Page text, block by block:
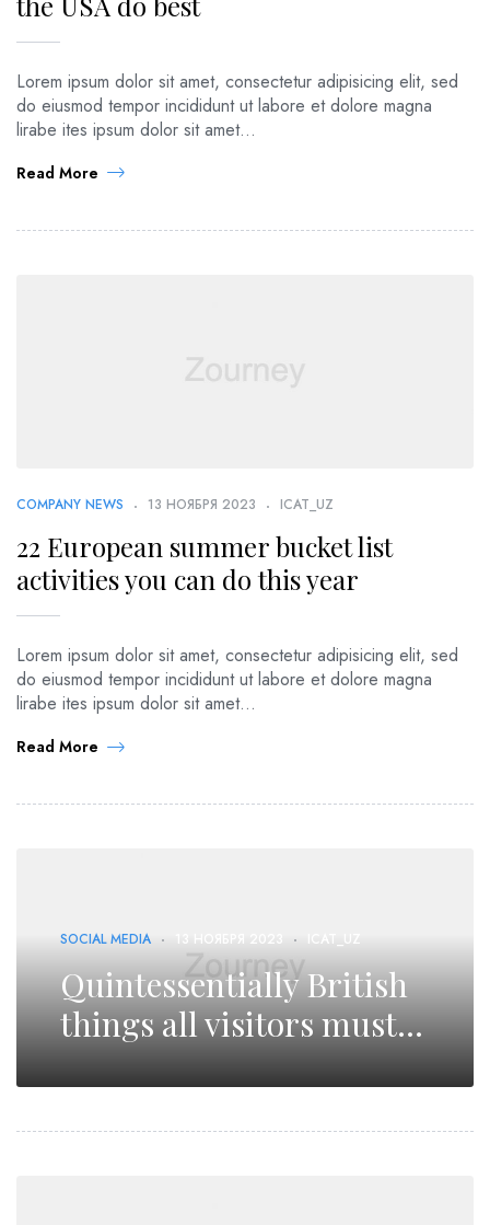
Lorem ipsum dolor sit amet, consectetur adipisicing elit, sed
do eiusmod tempor incididunt ut labore et dolore magna
lirabe ites ipsum dolor sit amet...
Read More
COMPANY NEWS 13 НОЯБРЯ 2023 ICAT_UZ
22 European summer bucket list
activities you can do this year
Lorem ipsum dolor sit amet, consectetur adipisicing elit, sed
do eiusmod tempor incididunt ut labore et dolore magna
lirabe ites ipsum dolor sit amet...
Read More
SOCIAL MEDIA 13 НОЯБРЯ 2023 ICAT_UZ
Quintessentially British
things all visitors must
know